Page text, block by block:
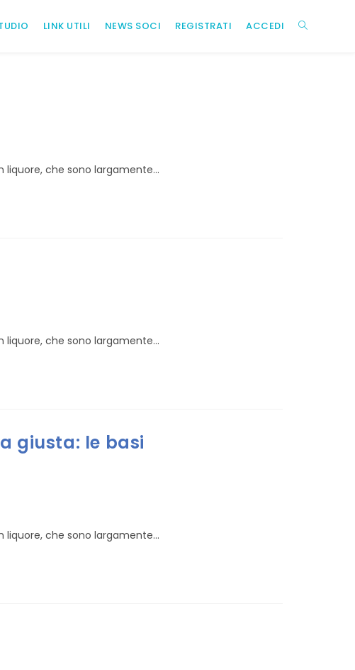
LINK UTILI NEWS SOCI REGISTRATI ACCEDI ATTIVA/
che sono largamente...
che sono largamente...
giusta: le basi
che sono largamente...